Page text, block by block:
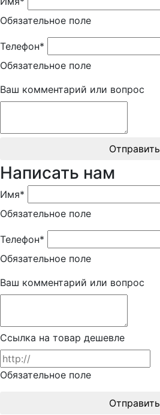
Обязательное поле
Телефон*
Обязательное поле
Ваш комментарий или вопрос
Отправить
Написать нам
Имя*
Обязательное поле
Телефон*
Обязательное поле
Ваш комментарий или вопрос
Ссылка на товар дешевле
Обязательное поле
Отправить